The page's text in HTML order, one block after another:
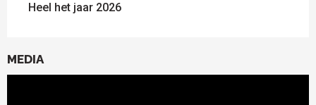
Heel het jaar 2026
MEDIA